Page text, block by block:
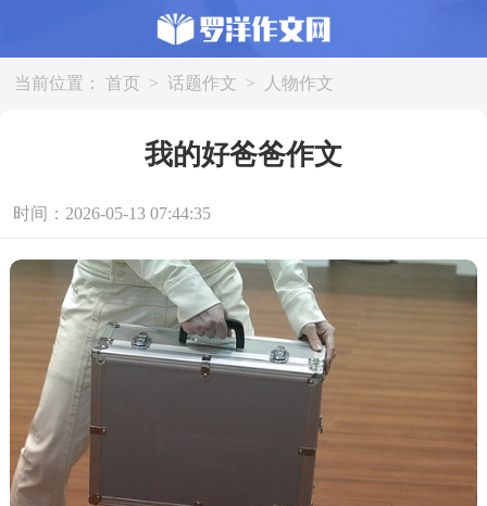
当前位置： 首页 > 话题作文 > 人物作文
我的好爸爸作文
时间：2026-05-13 07:44:35